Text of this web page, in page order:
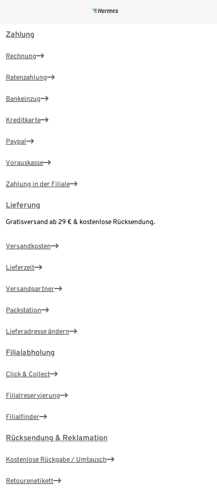
Zahlung
Rechnung
Ratenzahlung
Bankeinzug
Kreditkarte
Paypal
Vorauskasse
Zahlung in der Filiale
Lieferung
Gratisversand ab 29 € & kostenlose Rücksendung.
Versandkosten
Lieferzeit
Versandpartner
Packstation
Lieferadresse ändern
Filialabholung
Click & Collect
Filialreservierung
Filialfinder
Rücksendung & Reklamation
Kostenlose Rückgabe / Umtausch
Retourenetikett